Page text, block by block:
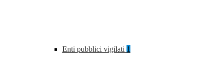
Enti pubblici vigilati 1